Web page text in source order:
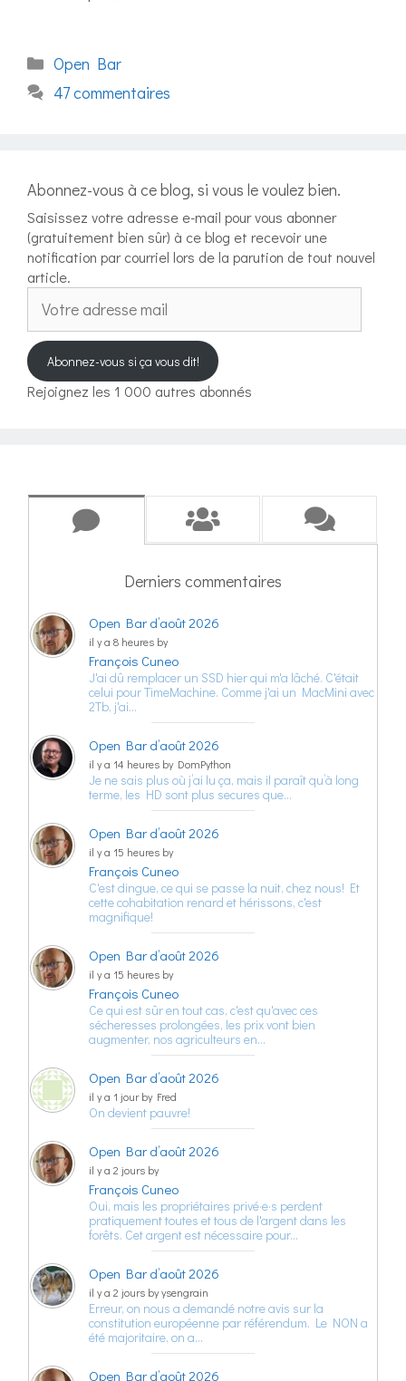
Catégories
Open Bar
47 commentaires
Abonnez-vous à ce blog, si vous le voulez bien.
Saisissez votre adresse e-mail pour vous abonner
(gratuitement bien sûr) à ce blog et recevoir une
notification par courriel lors de la parution de tout nouvel
article.
adresse
mail
Abonnez-vous si ça vous dit!
Rejoignez les 1 000 autres abonnés
Derniers commentaires
Open Bar d’août 2026
il y a 8 heures by
François Cuneo
J'ai dû remplacer un SSD hier qui m'a lâché. C'était
celui pour TimeMachine. Comme j'ai un MacMini avec
2Tb, j'ai…
Open Bar d’août 2026
il y a 14 heures by DomPython
Je ne sais plus où j’ai lu ça, mais il paraît qu’à long
terme, les HD sont plus secures que…
Open Bar d’août 2026
il y a 15 heures by
François Cuneo
C'est dingue, ce qui se passe la nuit, chez nous! Et
cette cohabitation renard et hérissons, c'est
magnifique!
Open Bar d’août 2026
il y a 15 heures by
François Cuneo
Ce qui est sûr en tout cas, c'est qu'avec ces
sécheresses prolongées, les prix vont bien
augmenter, nos agriculteurs en…
Open Bar d’août 2026
il y a 1 jour by Fred
On devient pauvre!
Open Bar d’août 2026
il y a 2 jours by
François Cuneo
Oui, mais les propriétaires privé·e·s perdent
pratiquement toutes et tous de l'argent dans les
forêts. Cet argent est nécessaire pour…
Open Bar d’août 2026
il y a 2 jours by ysengrain
Erreur, on nous a demandé notre avis sur la
constitution européenne par référendum. Le NON a
été majoritaire, on a…
Open Bar d’août 2026